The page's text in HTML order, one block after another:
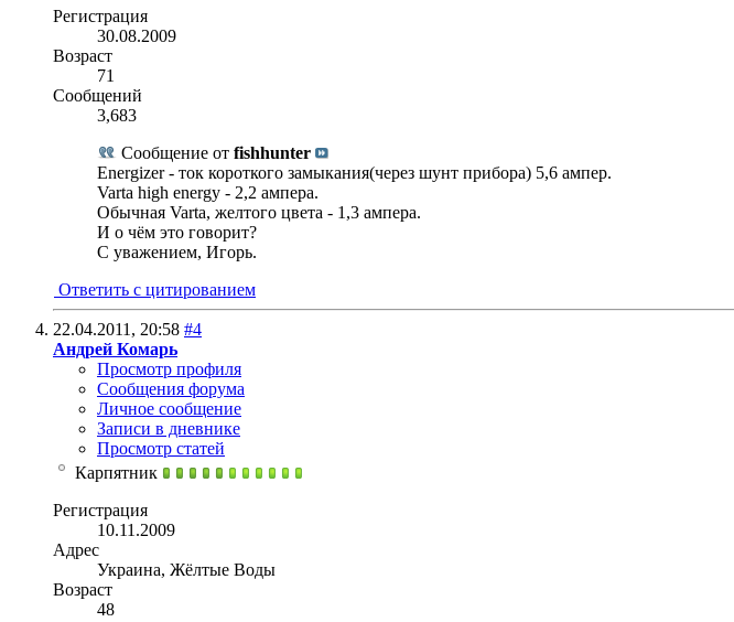
Регистрация
30.08.2009
Возраст
71
Сообщений
3,683
Сообщение от fishhunter
Energizer - ток короткого замыкания(через шунт прибора) 5,6 ампер.
Varta high energy - 2,2 ампера.
Обычная Varta, желтого цвета - 1,3 ампера.
И о чём это говорит?
С уважением, Игорь.
Ответить с цитированием
22.04.2011, 20:58 #4
Андрей Комарь
Просмотр профиля
Сообщения форума
Личное сообщение
Записи в дневнике
Просмотр статей
Карпятник
Регистрация
10.11.2009
Адрес
Украина, Жёлтые Воды
Возраст
48